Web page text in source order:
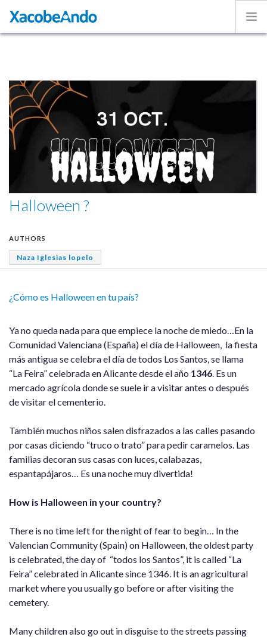
Caminos
Volunteer
Experiences
Halloween ?
AUTHORS
Naza Iglesias lopelo
¿Cómo es Halloween en tu país?
Ya no queda nada para que empiece la noche de miedo…En la
Comunidad Valenciana (España) el día de Halloween, la fiesta
más antigua se celebra el día de todos Los Santos, se llama
“La Feira” celebrada en Alicante desde el año 1346 . Es un
mercado agrícola donde se suele ir a visitar antes o después
de visitar el cementerio.
También muchos niños salen disfrazados a las calles pasando
por casas diciendo “truco o trato” para pedir caramelos. Las
familias decoran sus casas con luces, calabazas,
espantapájaros… Es una noche muy divertida!
How is Halloween in your country?
There is no time left for the night of fear to begin… In the
Valencian Community (Spain) on Halloween, the oldest party
is celebrated, the day of “todos los Santos”, it is called “La
Feira” celebrated in Alicante since 1346. It is an agricultural
market where you usually go before or after visiting the
cemetery.
Many children also go out in disguise to the streets passing